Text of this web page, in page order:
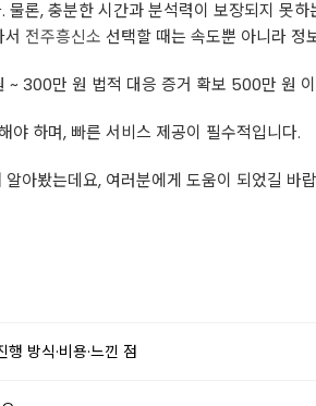
론, 충분한 시간과 분석력이 보장되지 못
전주흥신소 선택할 때는 속도뿐 아니라 정
~ 300만 원 법적 대응 증거 확보 500만 원
야 하며, 빠른 서비스 제공이 필수적입니다.
아봤는데요, 여러분에게 도움이 되었길
방식·비용·느낀 점